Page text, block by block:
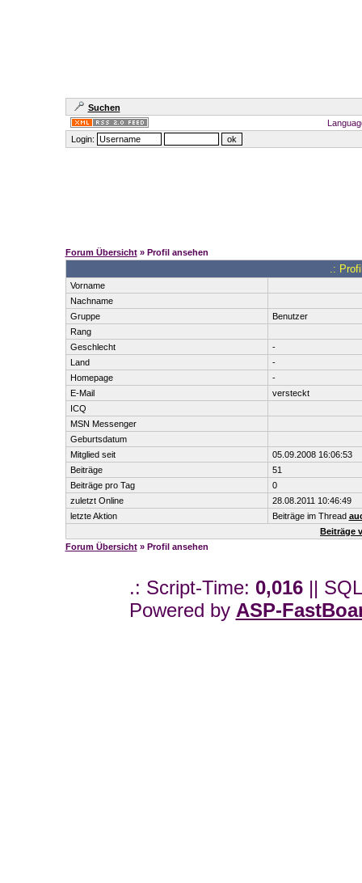
Suchen
Login:
Forum Übersicht» Profil ansehen
.:
Vorname
Nachname
Gruppe
Benutzer
Rang
Geschlecht
-
Land
-
Homepage
-
E-Mail
versteckt
ICQ
MSN Messenger
Geburtsdatum
Mitglied seit
05.09.2008 16:06:53
Beiträge
51
Beiträge pro Tag
0
zuletzt Online
28.08.2011 10:46:49
letzte Aktion
Beiträge im Thread
Beiträge
Forum Übersicht» Profil ansehen
.: Script-Time: 0,016||
Powered by ASP-